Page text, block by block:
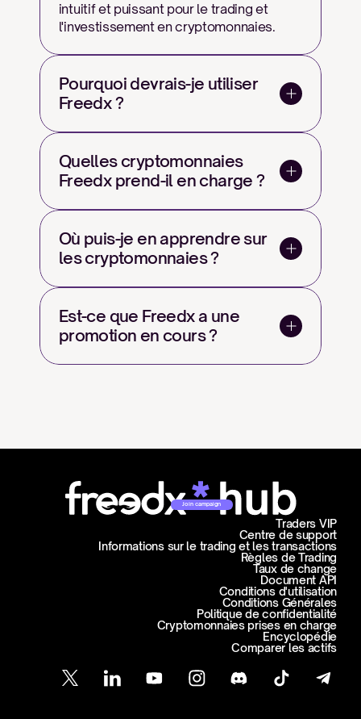
intuitif et puissant pour le trading et
l'investissement en cryptomonnaies.
Pourquoi devrais-je utiliser
Freedx ?
Quelles cryptomonnaies
Freedx prend-il en charge ?
Où puis-je en apprendre sur
les cryptomonnaies ?
Est-ce que Freedx a une
promotion en cours ?
Join campaign
Centre de support
Informations sur le trading et les transactions
Traders VIP
Règles de Trading
Taux de change
Document API
Conditions d'utilisation
Conditions Générales
Politique de confidentialité
Cryptomonnaies prises en charge
Encyclopédie
Comparer les actifs